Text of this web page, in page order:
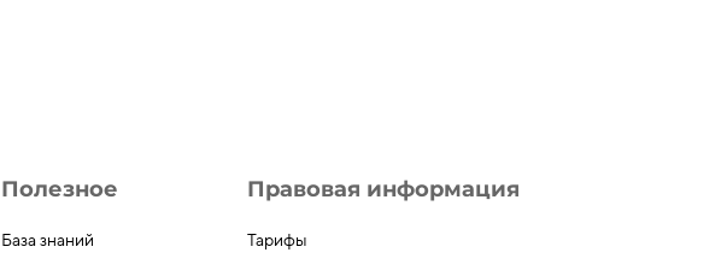
Полезное
База знаний
Правовая информация
Тарифы